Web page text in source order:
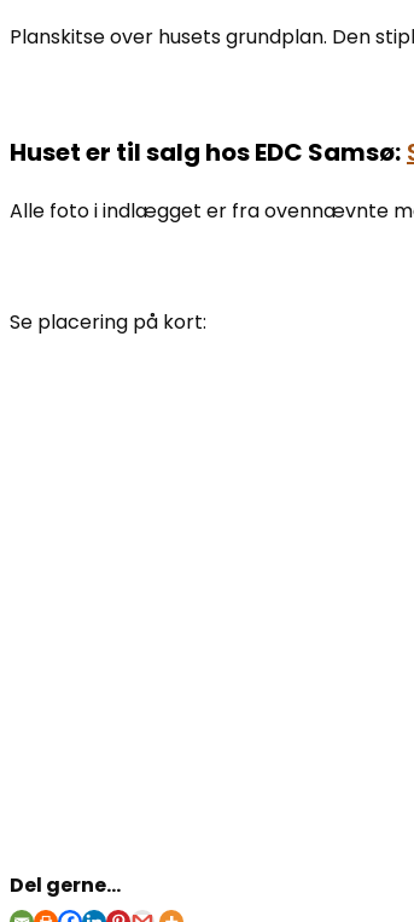
Planskitse over husets grundplan. Den
Huset er til salg hos EDC Samsø:
Alle foto i indlægget er fra ovennævnte
Se placering på kort:
Del gerne...